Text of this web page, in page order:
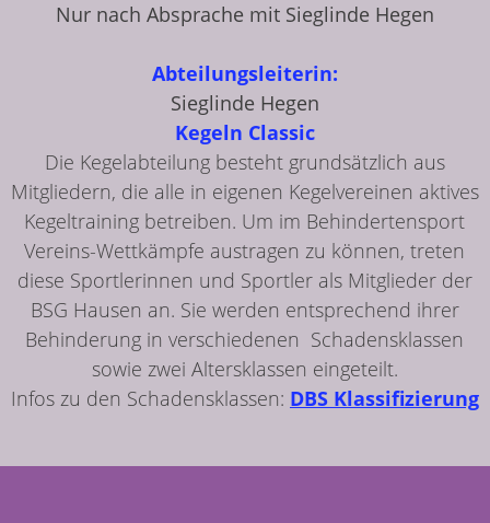
Nur nach Absprache mit Sieglinde Hegen
Abteilungsleiterin:
Sieglinde Hegen
Kegeln Classic
Die Kegelabteilung besteht grundsätzlich aus
Mitgliedern, die alle in eigenen Kegelvereinen aktives
Kegeltraining betreiben. Um im Behindertensport
Vereins-Wettkämpfe austragen zu können, treten
diese Sportlerinnen und Sportler als Mitglieder der
BSG Hausen an. Sie werden entsprechend ihrer
Behinderung in verschiedenen Schadensklassen
sowie zwei Altersklassen eingeteilt.
Infos zu den Schadensklassen: DBS Klassifizierung